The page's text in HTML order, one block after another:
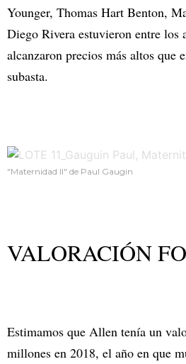
Younger, Thomas Hart Benton,
Diego Rivera estuvieron entre los
alcanzaron precios más altos que
subasta.
"Maternidad II" de Paul Gaugin
VALORACIÓN
Estimamos que Allen tenía un
millones en 2018, el año en que